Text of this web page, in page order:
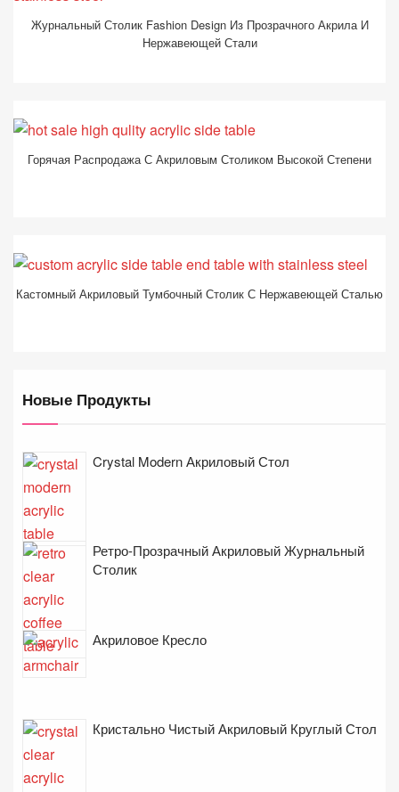
Журнальный Столик Fashion Design Из Прозрачного Акрила И
Нержавеющей Стали
Горячая Распродажа С Акриловым Столиком Высокой Степени
Кастомный Акриловый Тумбочный Столик С Нержавеющей Сталью
Новые Продукты
Crystal Modern Акриловый Стол
Ретро-Прозрачный Акриловый Журнальный
Столик
Акриловое Кресло
Кристально Чистый Акриловый Круглый Стол